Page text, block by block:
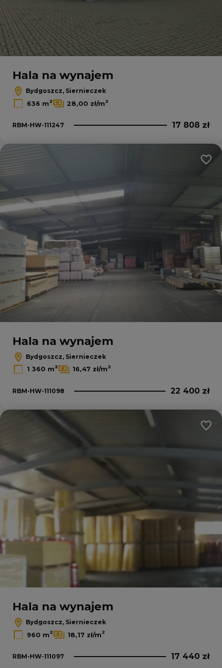
Leaflet|© OpenMapTiles© OpenStreetMap contributors
Hala na wynajem
Bydgoszcz, Siernieczek
636 m2 28,00 zł/m2
RBM-HW-111247 17 808 zł
Hala na wynajem
Bydgoszcz, Siernieczek
1 360 m2 16,47 zł/m2
RBM-HW-111098 22 400 zł
Hala na wynajem
Bydgoszcz, Siernieczek
960 m2 18,17 zł/m2
RBM-HW-111097 17 440 zł